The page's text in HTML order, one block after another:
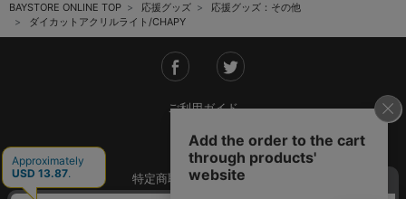
BAYSTORE ONLINE TOP 応援グッズ
応援グッズ：その他
ダイカットアクリルライト/CHAPY
ご利用ガイド
会社概要
特定商取引法に基づく表記